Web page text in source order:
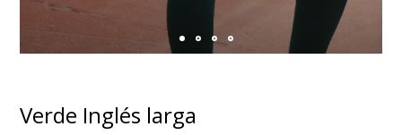
Verde Inglés larga